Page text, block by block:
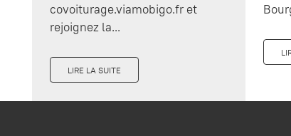
covoiturage.viamobigo.fr et
rejoignez la...
LIRE LA SUITE